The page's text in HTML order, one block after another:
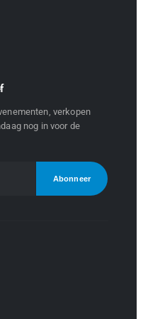
verkopen
nog in voor de